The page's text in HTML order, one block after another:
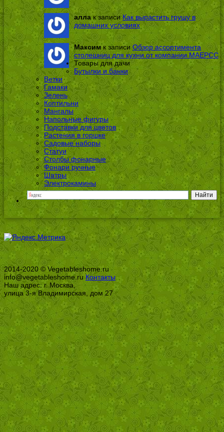
аллак записиКак вырастить грушу в
домашних условиях
Максимк записиОбзор ассортимента
столешниц для кухни от компании МАЕРСС
Товары для дачи
Бутылки и банки
Ветки
Гамаки
Зелень
Коптильни
Мангалы
Напольные фигуры
Подставки для цветов
Растения в горшке
Садовые наборы
Статуи
Столбы фонарные
Фонари ручные
Шатры
Электрокамины
2014-2020 © Vegetableshome.ru
info@vegetableshome.ruКонтакты
Наш адрес: г. Москва,
улица 3-я Владимирская, дом 27